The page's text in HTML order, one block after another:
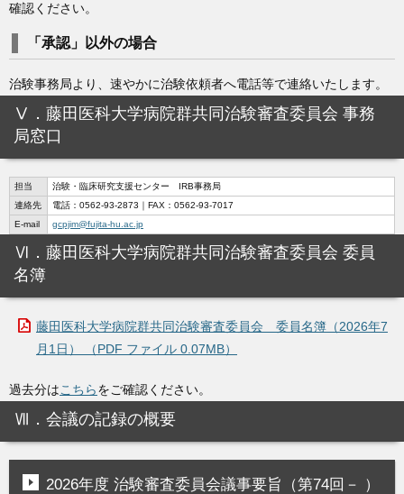
確認ください。
「承認」以外の場合
治験事務局より、速やかに治験依頼者へ電話等で連絡いたします。
Ⅴ．藤田医科大学病院群共同治験審査委員会 事務
局窓口
担当
治験・臨床研究支援センター IRB事務局
連絡先
電話：0562-93-2873｜FAX：0562-93-7017
E-mail
gcpjim@fujita-hu.ac.jp
Ⅵ．藤田医科大学病院群共同治験審査委員会 委員
名簿
藤田医科大学病院群共同治験審査委員会 委員名簿（2026年7
月1日） （PDF ファイル 0.07MB）
過去分はこちらをご確認ください。
Ⅶ．会議の記録の概要
2026年度 治験審査委員会議事要旨（第74回－ ）